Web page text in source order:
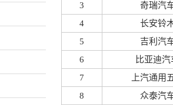
3
奇瑞汽
4
长安铃
5
吉利汽
6
比亚迪汽
7
上汽通用
8
众泰汽